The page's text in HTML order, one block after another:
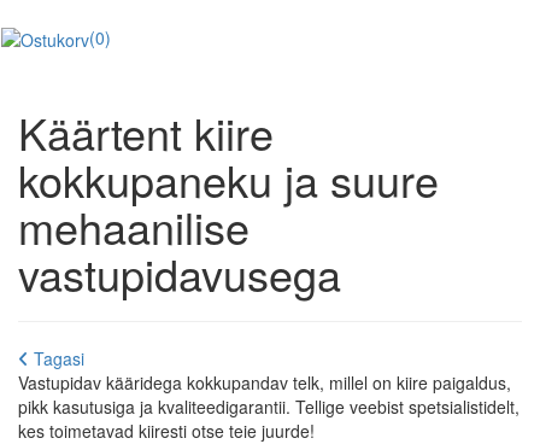
(0)
Käärtent kiire
kokkupaneku ja suure
mehaanilise
vastupidavusega
Tagasi
Vastupidav kääridega kokkupandav telk, millel on kiire paigaldus,
pikk kasutusiga ja kvaliteedigarantii. Tellige veebist spetsialistidelt,
kes toimetavad kiiresti otse teie juurde!